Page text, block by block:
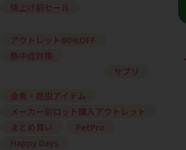
値上げ前セール
アウトレット60%OFF
熱中症対策
サプリ
金魚・昆虫アイテム
メーカー別ロット購入アウトレット
まとめ買い
PetPro
Happy Days